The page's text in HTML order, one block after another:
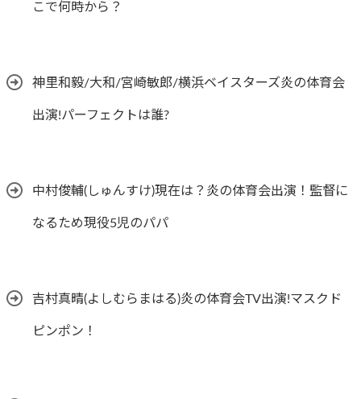
こで何時から？
神里和毅/大和/宮崎敏郎/横浜ベイスターズ炎の体育会
出演!パーフェクトは誰?
中村俊輔(しゅんすけ)現在は？炎の体育会出演！監督に
なるため現役5児のパパ
吉村真晴(よしむらまはる)炎の体育会TV出演!マスクド
ピンポン！